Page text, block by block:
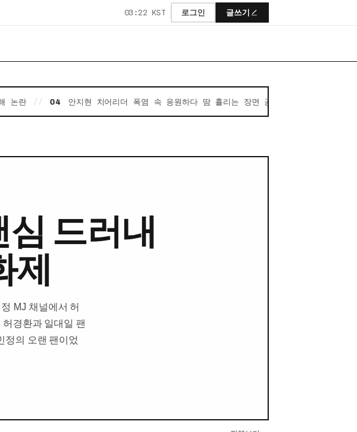
03:22 KST 로그인 글쓰기
// 04 안지현 치어리더 폭염 속 응원하다 땀 흘리는 장면 공개 //
드러내
제
MJ 채널에서 허
경환과 일대일 팬
정의 오랜 팬이었